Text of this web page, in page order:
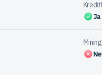
Ja
Mining